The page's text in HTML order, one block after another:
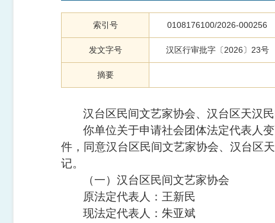
索引号 0108176100/2026-000256
发文字号 汉区行审批字〔2026〕23号
摘要
汉台区民间文艺家协会、汉台区天汉
你单位关于申请社会团体法定代表人
件，同意汉台区民间文艺家协会、 汉台区
记。
（一）汉台区民间文艺家协会
原法定代表人： 王新民
现法定代表人： 朱亚斌